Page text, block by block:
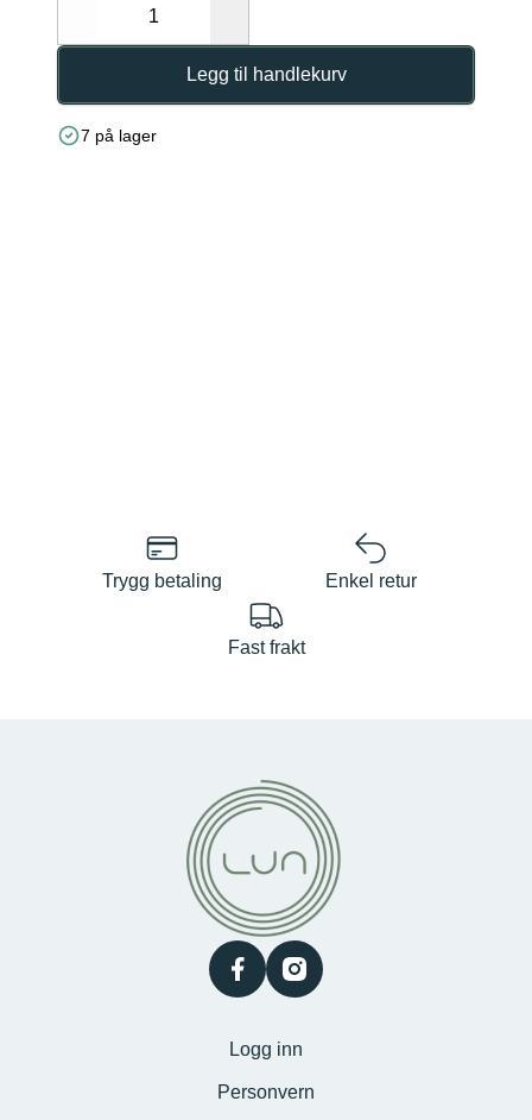
Decrease
Legg til handlekurv
7 på lager
Trygg betaling Enkel retur
Fast frakt
facebookinstagram
Logg inn
Personvern